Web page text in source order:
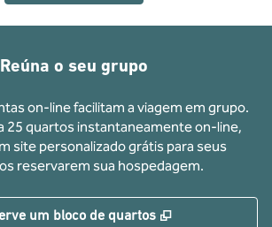
Reúna o seu grupo
on-line facilitam a viagem em grupo.
25 quartos instantaneamente on-line,
site personalizado grátis para seus
reservarem sua hospedagem.
um bloco de quartos ,